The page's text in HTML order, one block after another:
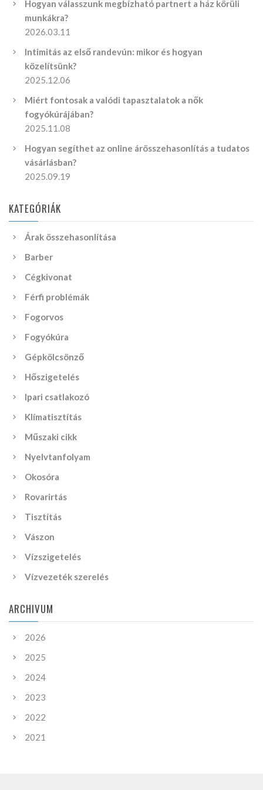
Hogyan válasszunk megbízható partnert a ház körüli
munkákra?
2026.03.11
Intimitás az első randevún: mikor és hogyan
közelítsünk?
2025.12.06
Miért fontosak a valódi tapasztalatok a nők
fogyókúrájában?
2025.11.08
Hogyan segíthet az online árösszehasonlítás a tudatos
vásárlásban?
2025.09.19
KATEGÓRIÁK
Árak összehasonlítása
Barber
Cégkivonat
Férfi problémák
Fogorvos
Fogyókúra
Gépkölcsönző
Hőszigetelés
Ipari csatlakozó
Klímatisztítás
Műszaki cikk
Nyelvtanfolyam
Okosóra
Rovarirtás
Tisztítás
Vászon
Vízszigetelés
Vízvezeték szerelés
ARCHIVUM
2026
2025
2024
2023
2022
2021